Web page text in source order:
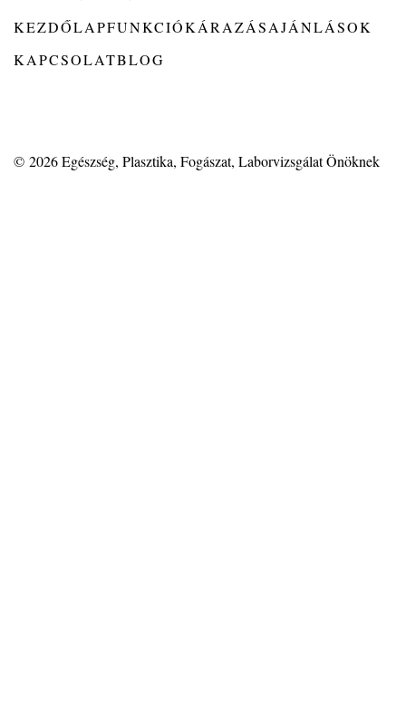
KEZDŐLAPFUNKCIÓKÁRAZÁSAJÁNLÁSOK
KAPCSOLATBLOG
© 2026Egészség, Plasztika, Fogászat, Laborvizsgálat Önöknek